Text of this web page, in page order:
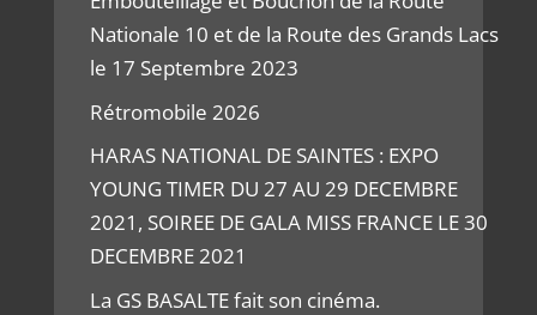
Nationale 10 et de la Route des Grands Lacs
le 17 Septembre 2023
Rétromobile 2026
HARAS NATIONAL DE SAINTES : EXPO
YOUNG TIMER DU 27 AU 29 DECEMBRE
2021, SOIREE DE GALA MISS FRANCE LE 30
DECEMBRE 2021
La GS BASALTE fait son cinéma.